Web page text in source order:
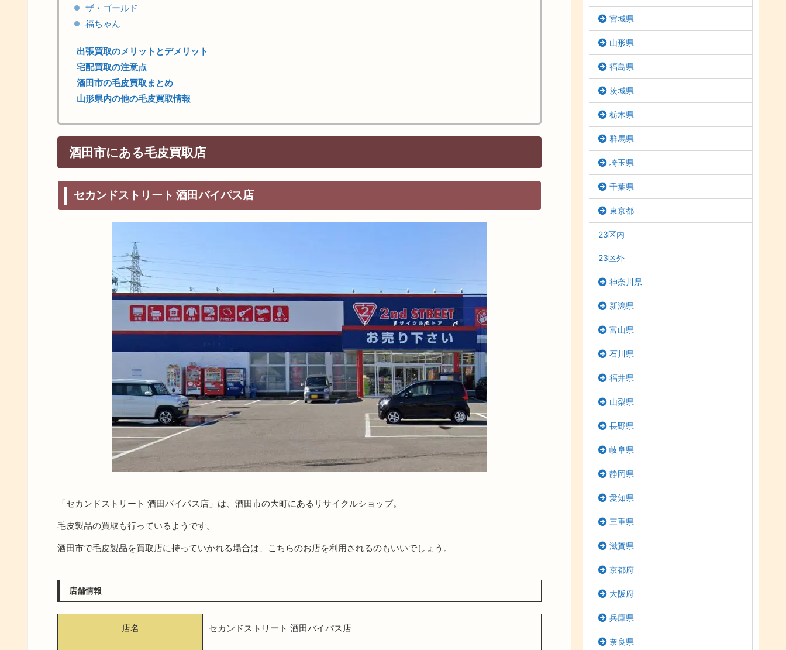
ザ・ゴールド
福ちゃん
出張買取のメリットとデメリット
宅配買取の注意点
酒田市の毛皮買取まとめ
山形県内の他の毛皮買取情報
酒田市にある毛皮買取店
セカンドストリート 酒田バイパス店
「セカンドストリート 酒田バイパス店」は、酒田市の大町にあるリサイクルショップ。
毛皮製品の買取も行っているようです。
酒田市で毛皮製品を買取店に持っていかれる場合は、こちらのお店を利用されるのもいいでしょう。
店舗情報
店名 セカンドストリート 酒田バイパス店
宮城県
山形県
福島県
茨城県
栃木県
群馬県
埼玉県
千葉県
東京都
23区内
23区外
神奈川県
新潟県
富山県
石川県
福井県
山梨県
長野県
岐阜県
静岡県
愛知県
三重県
滋賀県
京都府
大阪府
兵庫県
奈良県